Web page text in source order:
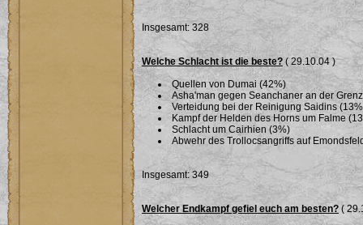
Insgesamt: 328
Welche Schlacht ist die beste? ( 29.10.04 )
Quellen von Dumai (42%)
Asha'man gegen Seanchaner an der
Verteidung bei der Reinigung Saidins
Kampf der Helden des Horns um Falme
Schlacht um Cairhien (3%)
Abwehr des Trollocsangriffs auf
Insgesamt: 349
Welcher Endkampf gefiel euch am besten? (